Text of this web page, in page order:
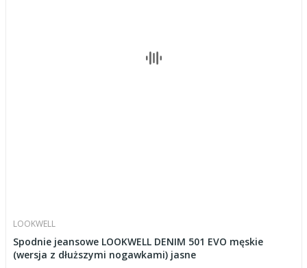
LOOKWELL
Spodnie jeansowe LOOKWELL DENIM 501 EVO męskie
(wersja z dłuższymi nogawkami) jasne